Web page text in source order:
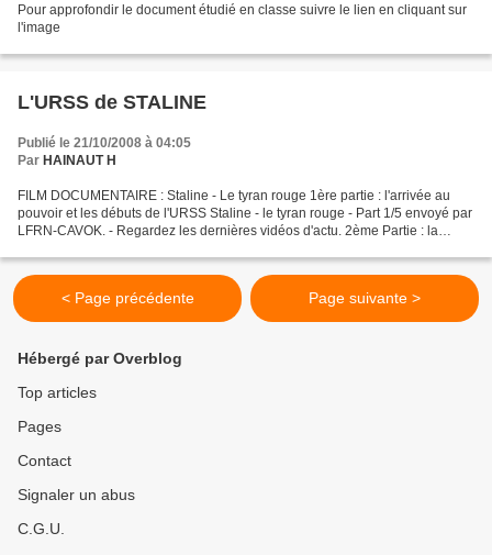
Pour approfondir le document étudié en classe suivre le lien en cliquant sur
l'image
L'URSS de STALINE
Publié le 21/10/2008 à 04:05
Par HAINAUT H
FILM DOCUMENTAIRE : Staline - Le tyran rouge 1ère partie : l'arrivée au
pouvoir et les débuts de l'URSS Staline - le tyran rouge - Part 1/5 envoyé par
LFRN-CAVOK. - Regardez les dernières vidéos d'actu. 2ème Partie : la
< Page précédente Page suivante >
Hébergé par Overblog
Top articles
Pages
Contact
Signaler un abus
C.G.U.